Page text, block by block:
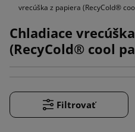
vrecúška z papiera (RecyCold®
Chladiace
(RecyCold® cool
Filtrovať